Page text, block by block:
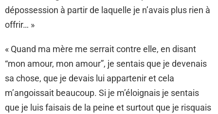
dépossession à partir de laquelle je n’avais plus rien à
offrir… »
« Quand ma mère me serrait contre elle, en disant
“mon amour, mon amour”, je sentais que je devenais
sa chose, que je devais lui appartenir et cela
m’angoissait beaucoup. Si je m’éloignais je sentais
que je luis faisais de la peine et surtout que je risquais